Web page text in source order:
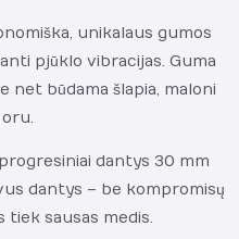
unikalaus gumos
pjūklo vibracijas. Guma
net būdama šlapia, maloni
dantys 30 mm
dantys – be kompromisų
tiek sausas medis.